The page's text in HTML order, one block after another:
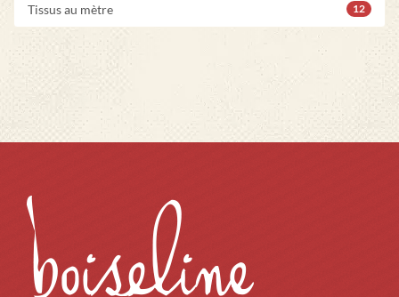
Tissus au mètre 12